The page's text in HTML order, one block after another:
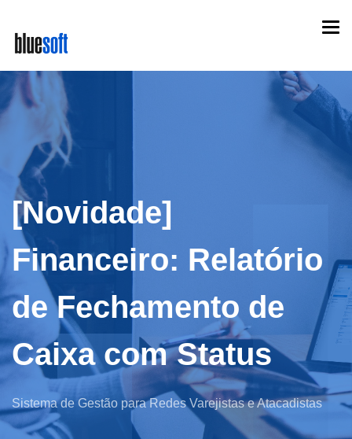
main
content
[Novidade]
Financeiro: Relatório
de Fechamento de
Caixa com Status
Sistema de Gestão para Redes Varejistas e Atacadistas